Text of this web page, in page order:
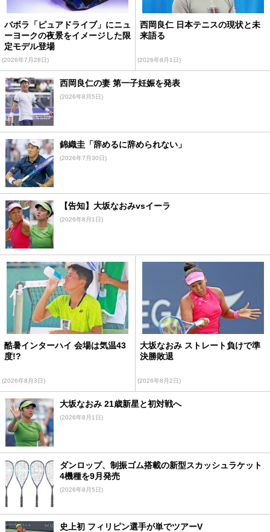
バボラ「ピュアドライブ」にニュ
ーヨークの夜景をイメージした限
定モデル登場
(2026年7月28日)
西岡良仁 日本テニスの現状と未
来語る
(2026年8月1日)
西岡良仁の妻 第一子妊娠を発表
(2026年8月5日)
錦織圭「辞めるに辞められない」
(2026年7月30日)
【告知】大坂なおみvsイーラ
(2026年8月1日)
酷暑インターハイ 会場は気温43
度!?
(2026年8月3日)
大坂なおみ ストレート負けで準
決勝敗退
(2026年8月2日)
大坂なおみ 21歳新星と初対戦へ
(2026年8月1日)
ダンロップ、制振ゴム搭載の新型スカッシュラケット
4機種を9月発売
(2026年8月5日)
史上初 フィリピン選手が単でツアーV